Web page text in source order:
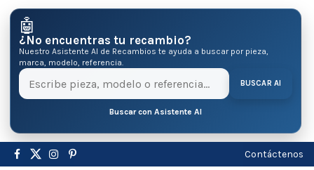
🤖
¿No encuentras tu recambio?
Nuestro Asistente AI de Recambios te ayuda a buscar por pieza,
marca, modelo, referencia.
BUSCAR AI
Buscar con Asistente AI
Contáctenos